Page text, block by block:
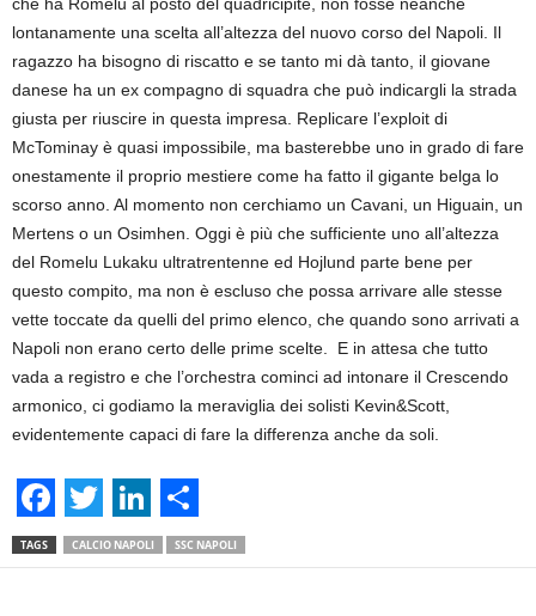
lontanamente una scelta all’altezza del nuovo corso del Napoli. Il
ragazzo ha bisogno di riscatto e se tanto mi dà tanto, il giovane
danese ha un ex compagno di squadra che può indicargli la strada
giusta per riuscire in questa impresa. Replicare l’exploit di
McTominay è quasi impossibile, ma basterebbe uno in grado di fare
onestamente il proprio mestiere come ha fatto il gigante belga lo
scorso anno. Al momento non cerchiamo un Cavani, un Higuain, un
Mertens o un Osimhen. Oggi è più che sufficiente uno all’altezza
del Romelu Lukaku ultratrentenne ed Hojlund parte bene per
questo compito, ma non è escluso che possa arrivare alle stesse
vette toccate da quelli del primo elenco, che quando sono arrivati a
Napoli non erano certo delle prime scelte. E in attesa che tutto
vada a registro e che l’orchestra cominci ad intonare il Crescendo
armonico, ci godiamo la meraviglia dei solisti Kevin&Scott,
evidentemente capaci di fare la differenza anche da soli.
F
a
T
w
L
i
S
h
TAGS CALCIO NAPOLI SSC NAPOLI